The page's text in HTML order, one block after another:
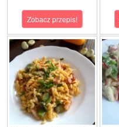
Zobacz przepis!